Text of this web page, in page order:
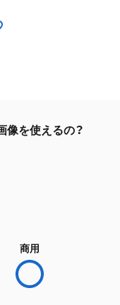
像を使えるの？
商用